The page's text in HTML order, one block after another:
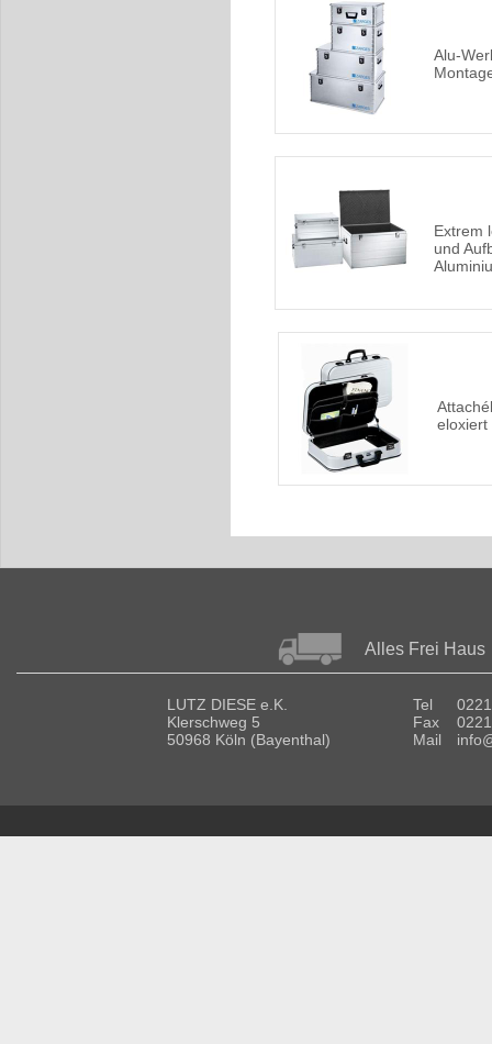
Alu-
Extrem
und
eloxiert
Alles Frei Haus
LUTZ DIESE e.K.
Klerschweg 5
50968 Köln (Bayenthal)
Tel
Fax
Mail